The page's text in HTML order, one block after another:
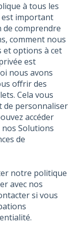
à tous les
est important
de comprendre
comment nous
et options à cet
est
nous avons
offrir des
Cela vous
de personnaliser
accéder
Solutions
de
notre politique
avec nos
si vous